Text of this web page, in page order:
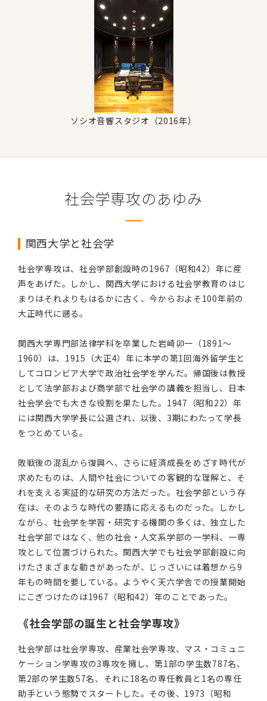
ソシオ音響スタジオ（2016年）
社会学専攻のあゆみ
関西大学と社会学
社会学専攻は、社会学部創設時の1967（昭和42）年に産
声をあげた。しかし、関西大学における社会学教育のはじ
まりはそれよりもはるかに古く、今からおよそ100年前の
大正時代に遡る。
関西大学専門部法律学科を卒業した岩崎卯一（1891～
1960）は、1915（大正4）年に本学の第1回海外留学生と
してコロンビア大学で政治社会学を学んだ。帰国後は教授
として法学部および商学部で社会学の講義を担当し、日本
社会学会でも大きな役割を果たした。1947（昭和22）年
には関西大学学長に公選され、以後、3期にわたって学長
をつとめている。
敗戦後の混乱から復興へ、さらに経済成長をめざす時代が
求めたものは、人間や社会についての客観的な理解と、そ
れを支える実証的な研究の方法だった。社会学部という存
在は、そのような時代の要請に応えるものだった。しかし
ながら、社会学を学習・研究する機関の多くは、独立した
社会学部ではなく、他の社会・人文系学部の一学科、一専
攻として位置づけられた。関西大学でも社会学部創設に向
けたさまざまな動きがあったが、じっさいには着想から9
年もの時間を要している。ようやく天六学舎での授業開始
にこぎつけたのは1967（昭和42）年のことであった。
《社会学部の誕生と社会学専攻》
社会学部は社会学専攻、産業社会学専攻、マス・コミュニ
ケーション学専攻の3専攻を擁し、第1部の学生数787名、
第2部の学生数57名、それに18名の専任教員と1名の専任
助手という態勢でスタートした。その後、1973（昭和